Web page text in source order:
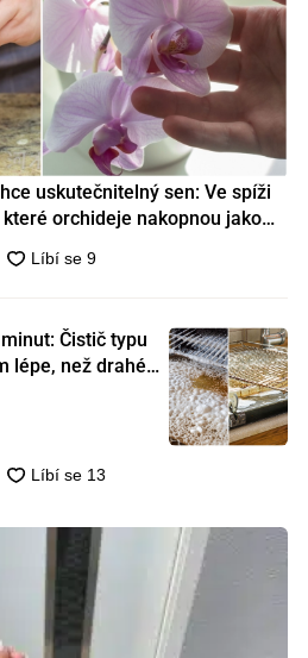
uskutečnitelný sen: Ve spíži
orchideje nakopnou jako
Čistič typu
lépe, než drahé